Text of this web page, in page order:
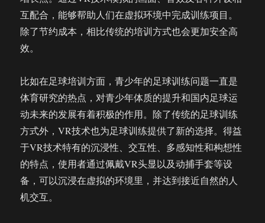
互配合，能够帮助人们在虚拟环境中完成训练项目。
除了节约成本，相比传统的培训方式也会更加安全高
效。
比如在足球培训方面，青少年的足球训练问题一直是
体育研究的热点，对青少年体质的提升和国内足球运
动未来的发展有着积极的作用。除了传统的足球训练
方式外，VR技术也为足球训练提供了新的选择。得益
于VR技术特有的沉浸性、交互性、多感知性和构想性
的特点，使用者通过佩戴VR头显以及动捕手套等设
备，可以沉浸在虚拟的环境里，并达到接近自然的人
机交互。